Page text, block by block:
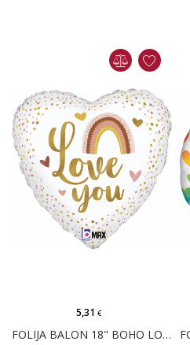
FOLIJA BALON 18" BOHO LOVE YOU
5,31€